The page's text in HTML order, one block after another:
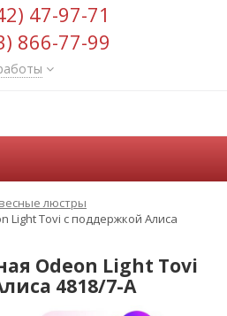
47-97-71
866-77-99
люстры
Light Tovi с поддержкой Алиса
Odeon Light Tovi
4818/7-A